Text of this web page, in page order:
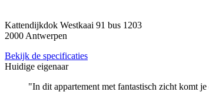
Kattendijkdok Westkaai 91 bus 1203
2000 Antwerpen
Bekijk de specificaties
Huidige eigenaar
"In dit appartement met fantastisch zicht komt